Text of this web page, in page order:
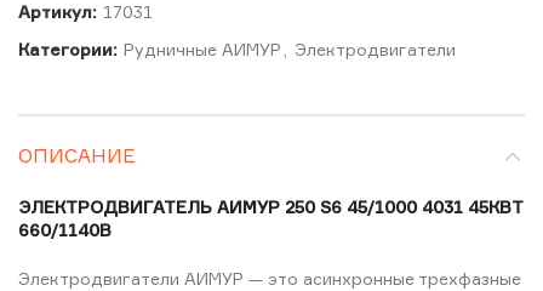
Артикул: 17031
Категории: Рудничные АИМУР Электродвигатели
ОПИСАНИЕ
ЭЛЕКТРОДВИГАТЕЛЬ АИМУР 250 S6 45/1000 4031 45КВТ
660/1140В
Электродвигатели АИМУР — это асинхронные трехфазные